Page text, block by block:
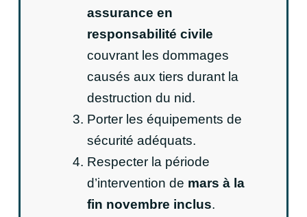
assurance en
responsabilité civile
couvrant les dommages
causés aux tiers durant la
destruction du nid.
Porter les équipements de
sécurité adéquats.
Respecter la période
d’intervention de mars à la
fin novembre inclus.